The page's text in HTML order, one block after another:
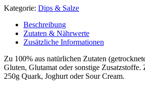
Kategorie: Dips & Salze
Beschreibung
Zutaten & Nährwerte
Zusätzliche Informationen
Zu 100% aus natürlichen Zutaten
Gluten, Glutamat oder sonstige
250g Quark, Joghurt oder Sour Cream.